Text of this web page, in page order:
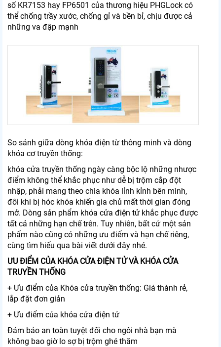
số KR7153 hay FP6501 của thương hiệu PHGLock có
thể chống trầy xước, chống gỉ và bền bỉ, chịu được cả
những va đập mạnh
So sánh giữa dòng khóa điện từ thông minh và dòng
khóa cơ truyền thống:
khóa cửa truyền thống ngày càng bộc lộ những nhược
điểm không thể khắc phục như dễ bị trộm cắp đột
nhập, phải mang theo chìa khóa lỉnh kỉnh bên mình,
đôi khi bị hóc khóa khiến gia chủ mất thời gian đóng
mở. Dòng sản phẩm khóa cửa điện tử khắc phục được
tất cả những hạn chế trên. Tuy nhiên, bất cứ một sản
phẩm nào cũng có những ưu điểm và hạn chế riêng,
cùng tìm hiểu qua bài viết dưới đây nhé.
ƯU ĐIỂM CỦA KHÓA CỬA ĐIỆN TỬ VÀ KHÓA CỬA
TRUYỀN THỐNG
+ Ưu điểm của Khóa cửa truyền thống: Giá thành rẻ,
lắp đặt đơn giản
+ Ưu điểm của khóa cửa điện tử
Đảm bảo an toàn tuyệt đối cho ngôi nhà bạn mà
không bao giờ lo sợ bị trộm ghé thăm